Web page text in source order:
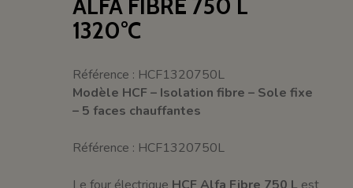
ALFA FIBRE 750 L
1320°C
Référence : HCF1320750L
Modèle HCF – Isolation fibre – Sole fixe
– 5 faces chauffantes
Référence : HCF1320750L